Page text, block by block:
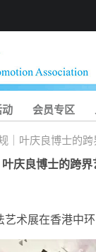
动 会员专区
｜叶庆良博士的
庆良博士的跨
术展在香港中